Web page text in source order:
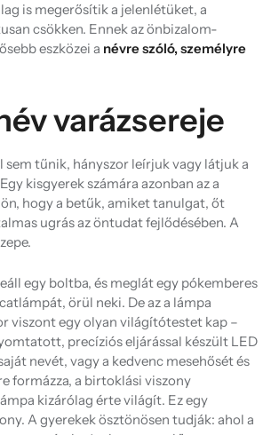
is megerősítik a jelenlétüket, a
csökken. Ennek az önbizalom-
eszközei a névre szóló, személyre
varázsereje
tűnik, hányszor leírjuk vagy látjuk a
kisgyerek számára azonban az a
hogy a betűk, amiket tanulgat, őt
ugrás az öntudat fejlődésében. A
egy boltba, és meglát egy pókemberes
örül neki. De az a lámpa
viszont egy olyan világítótestet kap –
precíziós eljárással készült LED
nevét, vagy a kedvenc mesehősét és
formázza, a birtoklási viszony
kizárólag érte világít. Ez egy
A gyerekek ösztönösen tudják: ahol a